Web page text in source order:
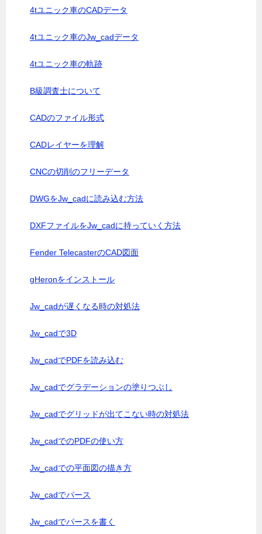
4tユニック車のCADデータ
4tユニック車のJw_cadデータ
4tユニック車の軌跡
B級調査士について
CADのファイル形式
CADレイヤーを理解
CNCの切削のフリーデータ
DWGをJw_cadに読み込む方法
DXFファイルをJw_cadに持っていく方法
Fender TelecasterのCAD図面
gHeronをインストール
Jw_cadが遅くなる時の対処法
Jw_cadで3D
Jw_cadでPDFを読み込む
Jw_cadでグラデーションの塗りつぶし
Jw_cadでグリッドが出てこない時の対処法
Jw_cadでのPDFの使い方
Jw_cadでの平面図の描き方
Jw_cadでパース
Jw_cadでパースを書く